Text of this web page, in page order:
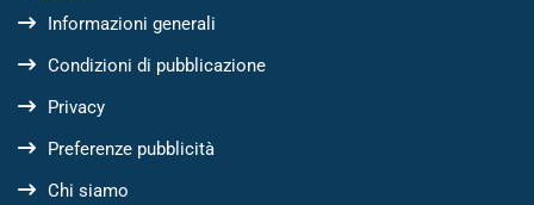
Informazioni generali
Condizioni di pubblicazione
Privacy
Preferenze pubblicità
Chi siamo